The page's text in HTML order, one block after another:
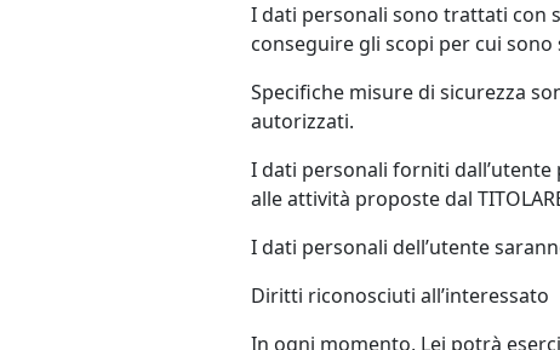
I dati personali sono trattati con
conseguire gli scopi per cui
Specifiche misure di sicurezza
autorizzati.
I dati personali forniti
alle attività proposte dal
I dati personali dell’utente
Diritti riconosciuti all’interessato
In ogni momento, Lei potrà